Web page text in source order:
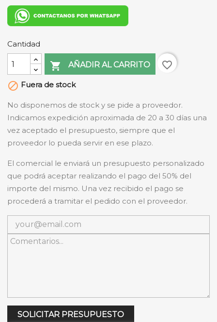
Cantidad
 AÑADIR AL CARRITO
favorite_border
 Fuera de stock
No disponemos de stock y se pide a proveedor.
Indicamos expedición aproximada de 20 a 30 días una
vez aceptado el presupuesto, siempre que el
proveedor lo pueda servir en ese plazo.
El comercial le enviará un presupuesto personalizado
que podrá aceptar realizando el pago del 50% del
importe del mismo. Una vez recibido el pago se
procederá a tramitar el pedido con el proveedor.
SOLICITAR PRESUPUESTO